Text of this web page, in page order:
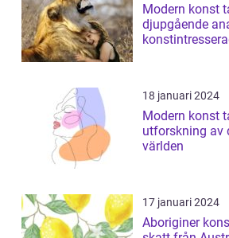
Modern konst
djupgående
18 januari 2024
Modern konst
utforskning av
världen
17 januari 2024
Aboriginer